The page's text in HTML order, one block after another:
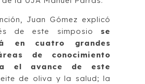
Juan Gómez explicó
de este simposio se
en cuatro grandes
de conocimiento
el avance de este
de oliva y la salud; la